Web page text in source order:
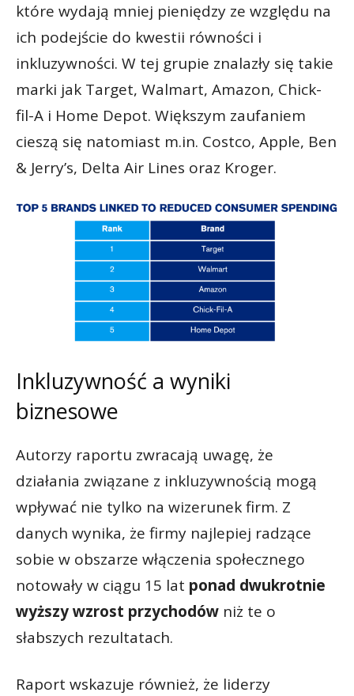
które wydają mniej pieniędzy ze względu na
ich podejście do kwestii równości i
inkluzywności. W tej grupie znalazły się takie
marki jak Target, Walmart, Amazon, Chick-
fil-A i Home Depot. Większym zaufaniem
cieszą się natomiast m.in. Costco, Apple, Ben
& Jerry’s, Delta Air Lines oraz Kroger.
Inkluzywność a wyniki
biznesowe
Autorzy raportu zwracają uwagę, że
działania związane z inkluzywnością mogą
wpływać nie tylko na wizerunek firm. Z
danych wynika, że firmy najlepiej radzące
sobie w obszarze włączenia społecznego
notowały w ciągu 15 lat ponad dwukrotnie
wyższy wzrost przychodów niż te o
słabszych rezultatach.
Raport wskazuje również, że liderzy